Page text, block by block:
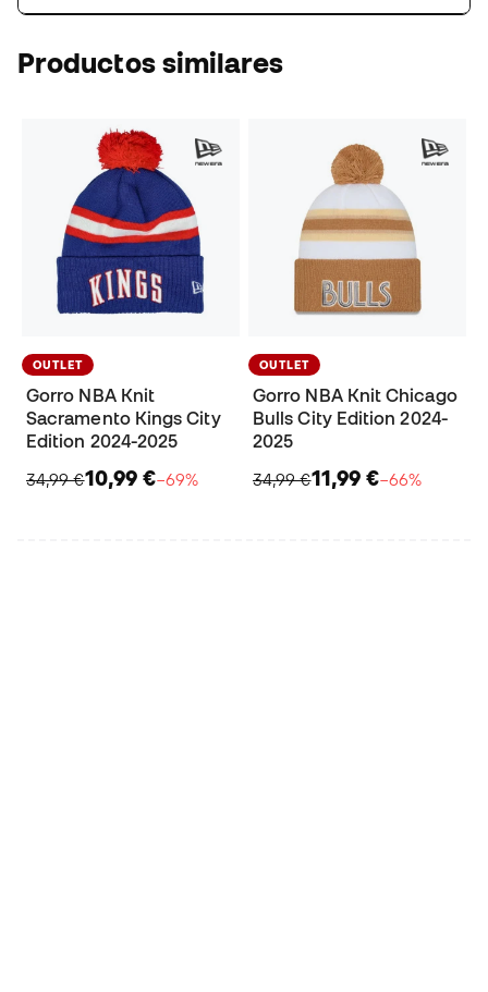
Productos similares
OUTLET
Gorro NBA Knit
Sacramento Kings City
Edition 2024-2025
34,99 €10,99 €−69%
OUTLET
Gorro NBA Knit Chicago
Bulls City Edition 2024-
2025
34,99 €11,99 €−66%